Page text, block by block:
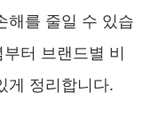
해를 줄일 수 있습
터 브랜드별 비
게 정리합니다.